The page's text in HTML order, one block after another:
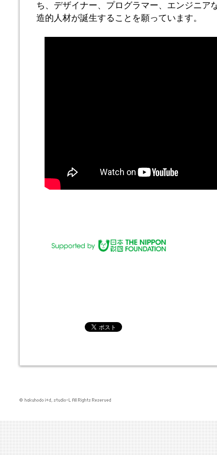
ち、デザイナー、プログラマー、エンジニア
造的人材が誕生することを願っています。